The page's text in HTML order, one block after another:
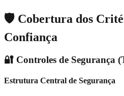
🛡️ Cobertura dos
Confiança
🔐 Controles de Segurança
Estrutura Central de Segurança